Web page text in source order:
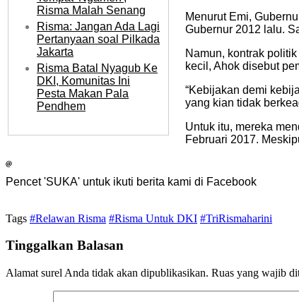
Risma Malah Senang
Risma: Jangan Ada Lagi
Pertanyaan soal Pilkada
Jakarta
Risma Batal Nyagub Ke
DKI, Komunitas Ini
Pesta Makan Pala
Pendhem
Menurut Emi,
Gubernur 2012 lalu.
Namun, kontrak
kecil, Ahok disebut
“Kebijakan demi
yang kian tidak
Untuk itu, mereka
Februari 2017.
Pencet 'SUKA' untuk ikuti berita kami di Facebook
Tags #Relawan Risma #Risma Untuk DKI #TriRismaharini
Tinggalkan Balasan
Alamat surel Anda tidak akan dipublikasikan. Ruas yang wajib